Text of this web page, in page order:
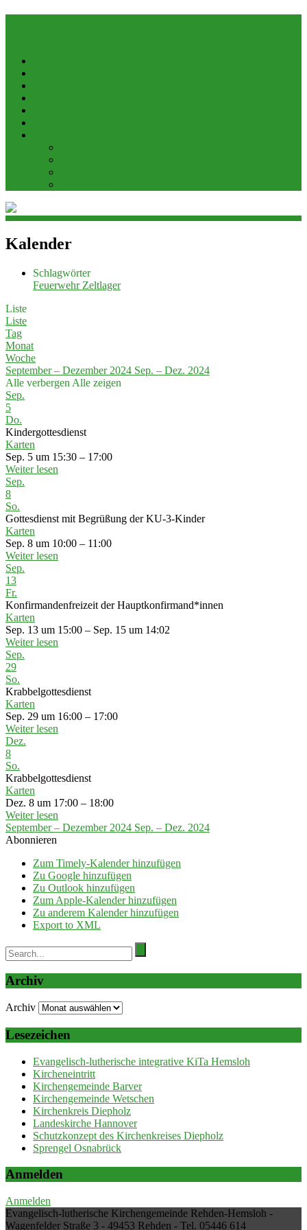
Kalender
Schlagwörter
Feuerwehr Zeltlager
Liste
Liste
Tag
Monat
Woche
September – Dezember 2024 Sep. – Dez. 2024
Alle verbergen Alle zeigen
Sep.
5
Do.
Kindergottesdienst
Karten
Sep. 5 um 15:30 – 17:00
Weiter lesen
Sep.
8
So.
Gottesdienst mit Begrüßung der KU-3-Kinder
Karten
Sep. 8 um 10:00 – 11:00
Weiter lesen
Sep.
13
Fr.
Konfirmandenfreizeit der Hauptkonfirmand*innen
Karten
Sep. 13 um 15:00 – Sep. 15 um 14:02
Weiter lesen
Sep.
29
So.
Krabbelgottesdienst
Karten
Sep. 29 um 16:00 – 17:00
Weiter lesen
Dez.
8
So.
Krabbelgottesdienst
Karten
Dez. 8 um 17:00 – 18:00
Weiter lesen
September – Dezember 2024 Sep. – Dez. 2024
Abonnieren
Zum Timely-Kalender hinzufügen
Zu Google hinzufügen
Zu Outlook hinzufügen
Zum Apple-Kalender hinzufügen
Zu anderem Kalender hinzufügen
Export to XML
Archiv
Archiv
Lesezeichen
Evangelisch-lutherische integrative KiTa Hemsloh
Kircheneintritt
Kirchengemeinde Barver
Kirchengemeinde Wetschen
Kirchenkreis Diepholz
Landeskirche Hannover
Schutzkonzept des Kirchenkreises Diepholz
Sprengel Osnabrück
Anmelden
Anmelden
Evangelisch-lutherische Kirchengemeinde Rehden-Hemsloh -
Wagenfelder Straße 3 - 49453 Rehden - Tel. 05446 614